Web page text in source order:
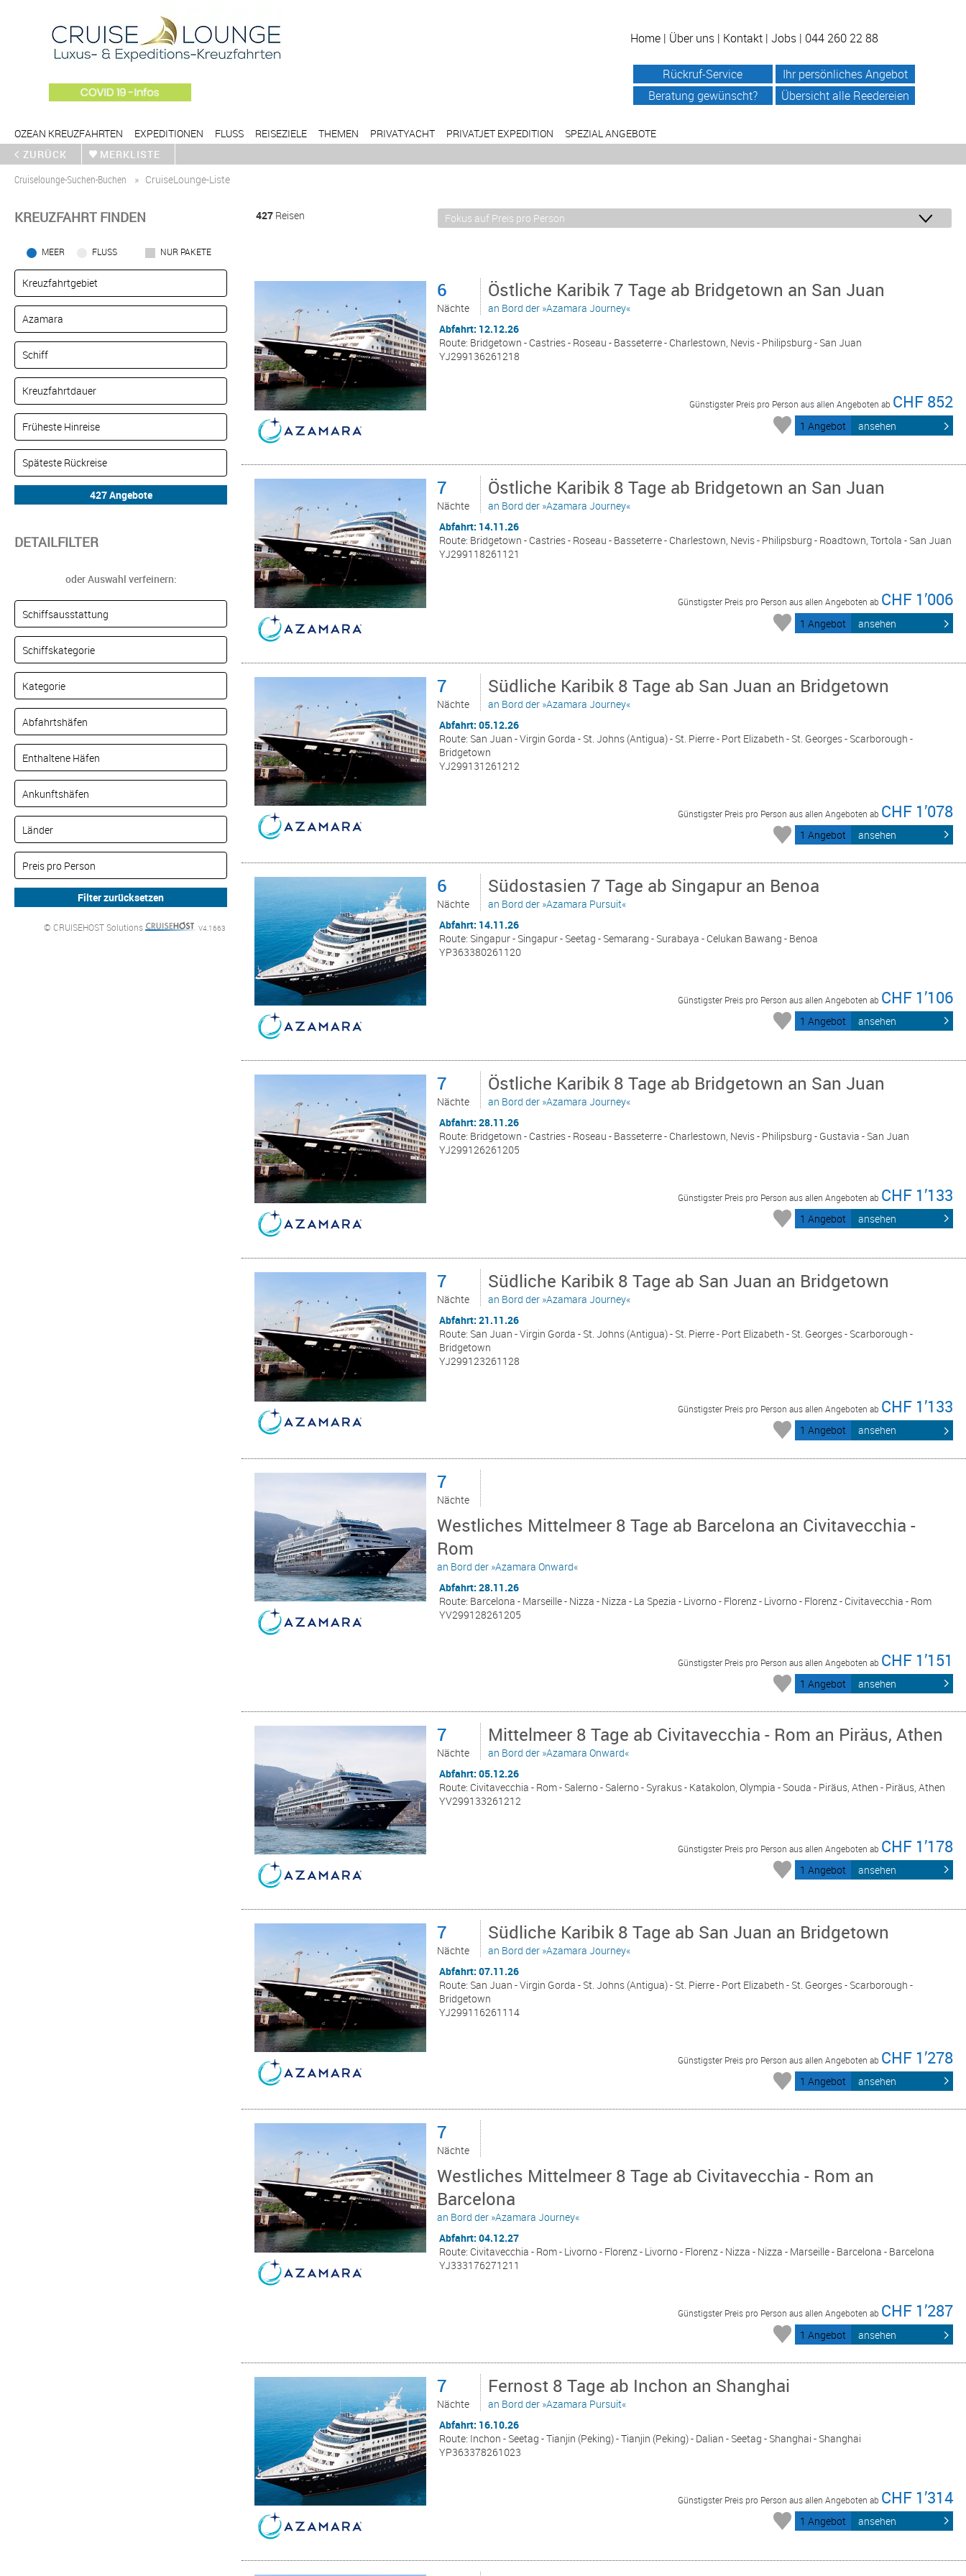
OZEAN KREUZFAHRTEN EXPEDITIONEN FLUSS REISEZIELE THEMEN PRIVATYACHT PRIVATJET EXPEDITION SPEZIAL ANGEBOTE
Home| Über uns| Kontakt| Jobs| 044 260 22 88
Rückruf-Service
Ihr persönliches Angebot
Beratung gewünscht?
Übersicht alle Reedereien
ZURÜCK
MERKLISTE
Cruiselounge-Suchen-Buchen
CruiseLounge-Liste
KREUZFAHRT FINDEN
MEER FLUSS NUR PAKETE
DETAILFILTER
oder Auswahl verfeinern:
© CRUISEHOST Solutions V4.1663
427 Reisen
6
Nächte
Östliche Karibik 7 Tage ab Bridgetown an San Juan
an Bord der »Azamara Journey«
Abfahrt: 12.12.26
Route: Bridgetown - Castries - Roseau - Basseterre - Charlestown, Nevis - Philipsburg - San Juan
YJ299136261218
Günstigster Preis pro Person aus allen Angeboten ab CHF 852
1 Angebot ansehen
7
Nächte
Östliche Karibik 8 Tage ab Bridgetown an San Juan
an Bord der »Azamara Journey«
Abfahrt: 14.11.26
Route: Bridgetown - Castries - Roseau - Basseterre - Charlestown, Nevis - Philipsburg - Roadtown, Tortola - San Juan
YJ299118261121
Günstigster Preis pro Person aus allen Angeboten ab CHF 1’006
1 Angebot ansehen
7
Nächte
Südliche Karibik 8 Tage ab San Juan an Bridgetown
an Bord der »Azamara Journey«
Abfahrt: 05.12.26
Route: San Juan - Virgin Gorda - St. Johns (Antigua) - St. Pierre - Port Elizabeth - St. Georges - Scarborough -
Bridgetown
YJ299131261212
Günstigster Preis pro Person aus allen Angeboten ab CHF 1’078
1 Angebot ansehen
6
Nächte
Südostasien 7 Tage ab Singapur an Benoa
an Bord der »Azamara Pursuit«
Abfahrt: 14.11.26
Route: Singapur - Singapur - Seetag - Semarang - Surabaya - Celukan Bawang - Benoa
YP363380261120
Günstigster Preis pro Person aus allen Angeboten ab CHF 1’106
1 Angebot ansehen
7
Nächte
Östliche Karibik 8 Tage ab Bridgetown an San Juan
an Bord der »Azamara Journey«
Abfahrt: 28.11.26
Route: Bridgetown - Castries - Roseau - Basseterre - Charlestown, Nevis - Philipsburg - Gustavia - San Juan
YJ299126261205
Günstigster Preis pro Person aus allen Angeboten ab CHF 1’133
1 Angebot ansehen
7
Nächte
Südliche Karibik 8 Tage ab San Juan an Bridgetown
an Bord der »Azamara Journey«
Abfahrt: 21.11.26
Route: San Juan - Virgin Gorda - St. Johns (Antigua) - St. Pierre - Port Elizabeth - St. Georges - Scarborough -
Bridgetown
YJ299123261128
Günstigster Preis pro Person aus allen Angeboten ab CHF 1’133
1 Angebot ansehen
7
Nächte
Westliches Mittelmeer 8 Tage ab Barcelona an Civitavecchia -
Rom
an Bord der »Azamara Onward«
Abfahrt: 28.11.26
Route: Barcelona - Marseille - Nizza - Nizza - La Spezia - Livorno - Florenz - Livorno - Florenz - Civitavecchia - Rom
YV299128261205
Günstigster Preis pro Person aus allen Angeboten ab CHF 1’151
1 Angebot ansehen
7
Nächte
Mittelmeer 8 Tage ab Civitavecchia - Rom an Piräus, Athen
an Bord der »Azamara Onward«
Abfahrt: 05.12.26
Route: Civitavecchia - Rom - Salerno - Salerno - Syrakus - Katakolon, Olympia - Souda - Piräus, Athen - Piräus, Athen
YV299133261212
Günstigster Preis pro Person aus allen Angeboten ab CHF 1’178
1 Angebot ansehen
7
Nächte
Südliche Karibik 8 Tage ab San Juan an Bridgetown
an Bord der »Azamara Journey«
Abfahrt: 07.11.26
Route: San Juan - Virgin Gorda - St. Johns (Antigua) - St. Pierre - Port Elizabeth - St. Georges - Scarborough -
Bridgetown
YJ299116261114
Günstigster Preis pro Person aus allen Angeboten ab CHF 1’278
1 Angebot ansehen
7
Nächte
Westliches Mittelmeer 8 Tage ab Civitavecchia - Rom an
Barcelona
an Bord der »Azamara Journey«
Abfahrt: 04.12.27
Route: Civitavecchia - Rom - Livorno - Florenz - Livorno - Florenz - Nizza - Nizza - Marseille - Barcelona - Barcelona
YJ333176271211
Günstigster Preis pro Person aus allen Angeboten ab CHF 1’287
1 Angebot ansehen
7
Nächte
Fernost 8 Tage ab Inchon an Shanghai
an Bord der »Azamara Pursuit«
Abfahrt: 16.10.26
Route: Inchon - Seetag - Tianjin (Peking) - Tianjin (Peking) - Dalian - Seetag - Shanghai - Shanghai
YP363378261023
Günstigster Preis pro Person aus allen Angeboten ab CHF 1’314
1 Angebot ansehen